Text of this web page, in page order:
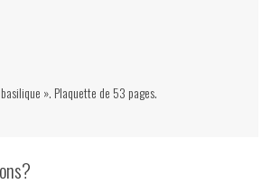
». Plaquette de 53 pages.